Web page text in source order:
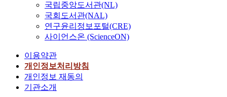
국립중앙도서관(NL)
국회도서관(NAL)
연구윤리정보포털(CRE)
사이언스온 (ScienceON)
이용약관
개인정보처리방침
개인정보 재동의
기관소개